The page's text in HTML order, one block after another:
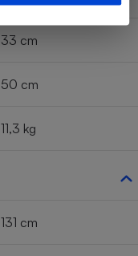
33 cm
50 cm
11,3 kg
131 cm